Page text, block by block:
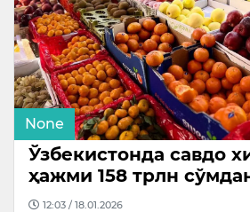
None
Ўзбекистонда савдо
ҳажми 158 трлн
12:03 / 18.01.2026